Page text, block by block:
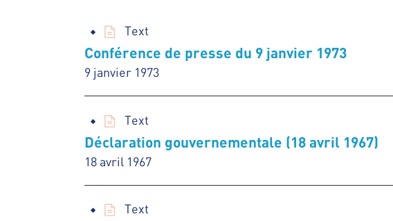
Text
Conférence de presse du 9 janvier 1973
9 janvier 1973
Text
Déclaration gouvernementale (18 avril 1967)
18 avril 1967
Text